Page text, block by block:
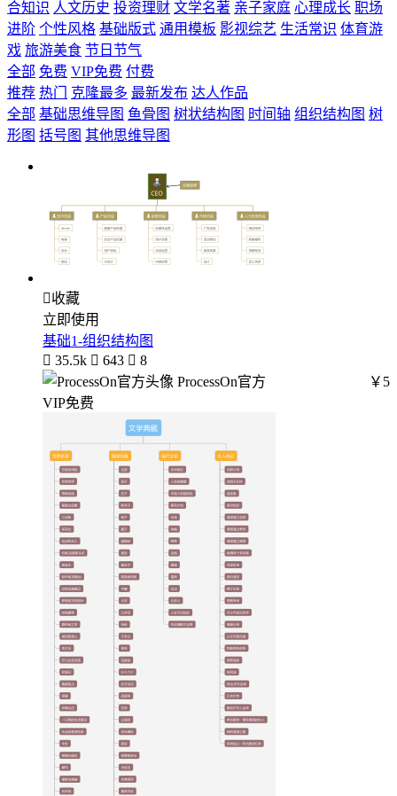
合知识 人文历史 投资理财 文学名著 亲子家庭 心理成长 职场
进阶 个性风格 基础版式 通用模板 影视综艺 生活常识 体育游
戏 旅游美食 节日节气
全部 免费 VIP免费 付费
推荐 热门 克隆最多 最新发布 达人作品
全部 基础思维导图 鱼骨图 树状结构图 时间轴 组织结构图 树
形图 括号图 其他思维导图
收藏
立即使用
基础1-组织结构图
 35.5k  643  8
ProcessOn官方
￥5
VIP免费